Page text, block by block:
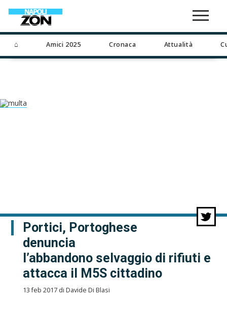
⌂ Amici 2025 Cronaca Attualità
Portici, Portoghese
denuncia
l’abbandono selvaggio di rifiuti e
attacca il M5S cittadino
13 feb 2017 di Davide Di Blasi